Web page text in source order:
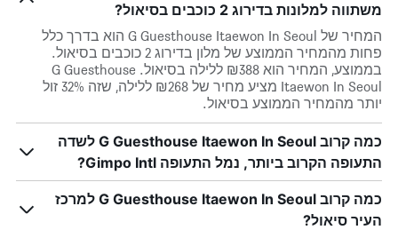
משתווה למלונות בדירוג 2 כוכבים בסיאול?
המחיר של G Guesthouse Itaewon In Seoul הוא בדרך כלל
פחות מהמחיר הממוצע של מלון בדירוג 2 כוכבים בסיאול.
בממוצע, המחיר הוא ₪388 ללילה בסיאול. G Guesthouse
Itaewon In Seoul מציע מחיר של ₪268 ללילה, שזה 32% זול
יותר מהמחיר הממוצע בסיאול.
כמה קרוב G Guesthouse Itaewon In Seoul לשדה
התעופה הקרוב ביותר, נמל התעופה Gimpo Intl?
כמה קרוב G Guesthouse Itaewon In Seoul למרכז
העיר סיאול?